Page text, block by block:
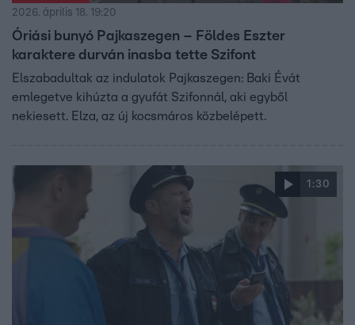
2026. április 18. 19:20
Óriási bunyó Pajkaszegen – Földes Eszter
karaktere durván inasba tette Szifont
Elszabadultak az indulatok Pajkaszegen: Baki Évát
emlegetve kihúzta a gyufát Szifonnál, aki egyből
nekiesett. Elza, az új kocsmáros közbelépett.
1:30